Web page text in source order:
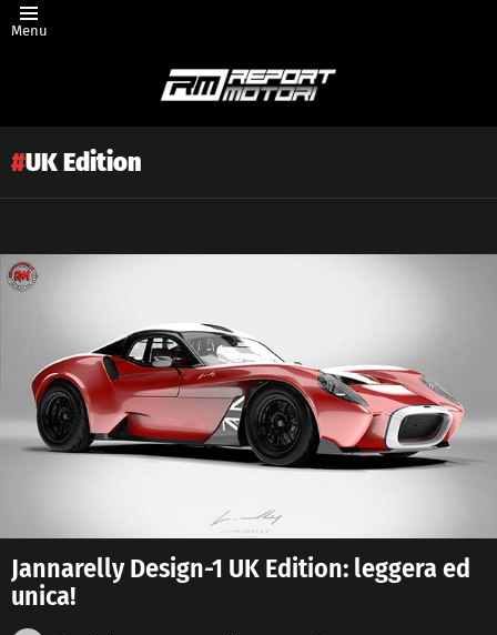
Menu
UK Edition
Latest
Jannarelly Design-1 UK Edition: leggera ed
unica!